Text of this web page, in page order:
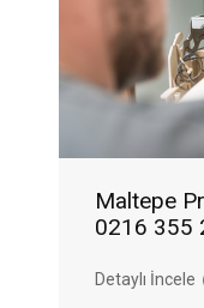
Maltepe
0216 355
Detaylı İncele